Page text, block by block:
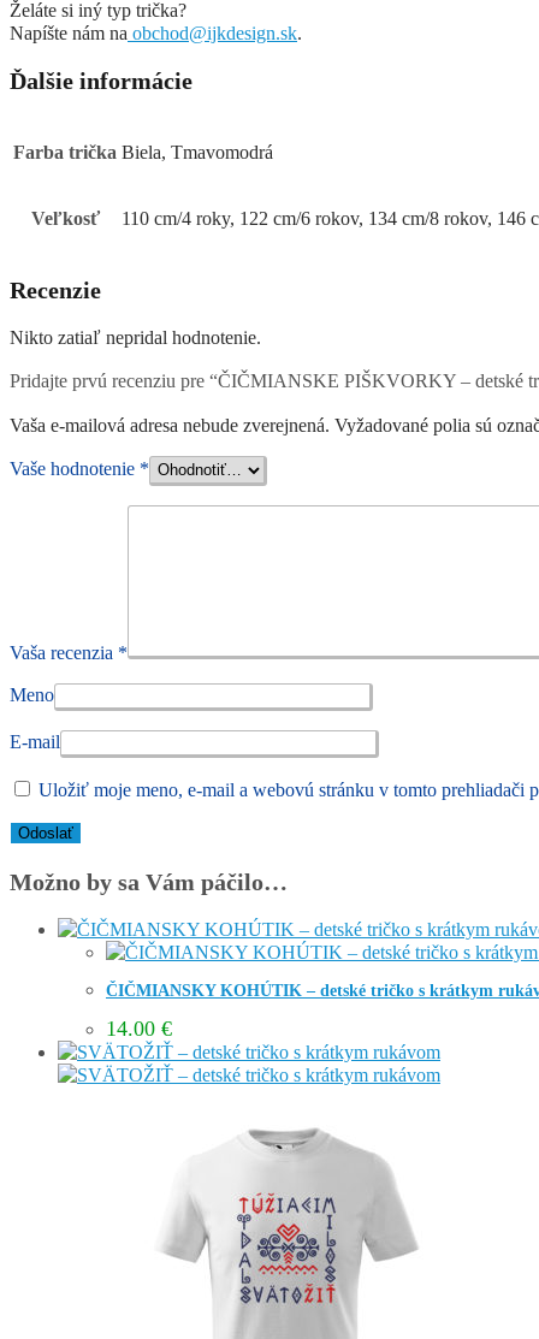
Želáte si iný typ trička?
Napíšte nám na obchod@ijkdesign.sk.
Ďalšie informácie
Farba trička Biela, Tmavomodrá
Veľkosť 110 cm/4 roky, 122 cm/6 rokov, 134 cm/8 rokov, 146
Recenzie
Nikto zatiaľ nepridal hodnotenie.
Pridajte prvú recenziu pre “ČIČMIANSKE PIŠKVORKY – detské
Vaša e-mailová adresa nebude zverejnená. Vyžadované polia sú
Vaše hodnotenie *
Vaša recenzia *
Meno
E-mail
Uložiť moje meno, e-mail a webovú stránku v tomto prehliadači
Možno by sa Vám páčilo…
ČIČMIANSKY KOHÚTIK – detské tričko s krátkym
14.00 €